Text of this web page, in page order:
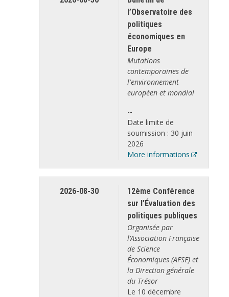
l’Observatoire des
politiques
économiques en
Europe
Mutations
contemporaines de
l'environnement
européen et mondial
--
Date limite de
soumission : 30 juin
2026
More informations
2026-08-30
12ème Conférence
sur l’Évaluation des
politiques publiques
Organisée par
l’Association Française
de Science
Économiques (AFSE) et
la Direction générale
du Trésor
Le 10 décembre